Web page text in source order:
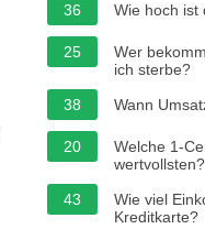
36 Wie hoch ist
25
Wer
ich sterbe?
38
Wann
20
Welche 1-
wertvollsten?
43
Wie viel
Kreditkarte?